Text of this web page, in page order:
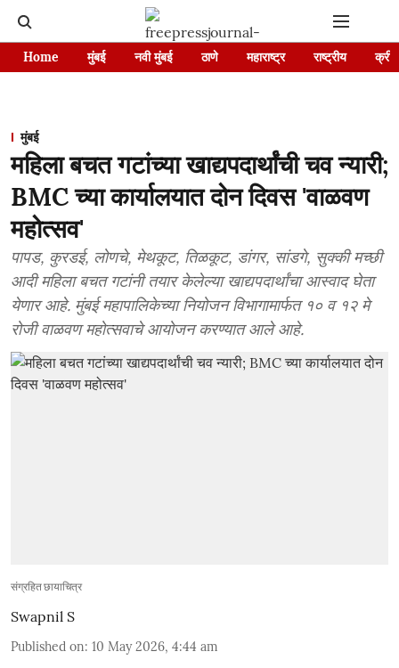
Home मुंबई नवी मुंबई ठाणे महाराष्ट्र राष्ट्रीय
मुंबई
महिला बचत गटांच्या खाद्यपदार्थांची चव न्यारी;
BMC च्या कार्यालयात दोन दिवस 'वाळवण
महोत्सव'
पापड, कुरडई, लोणचे, मेथकूट, तिळकूट, डांगर, सांडगे, सुक्की मच्छी
आदी महिला बचत गटांनी तयार केलेल्या खाद्यपदार्थांचा आस्वाद घेता
येणार आहे. मुंबई महापालिकेच्या नियोजन विभागामार्फत १० व १२ मे
रोजी वाळवण महोत्सवाचे आयोजन करण्यात आले आहे.
संग्रहित छायाचित्र
Swapnil S
Published on: 10 May 2026, 4:44 am